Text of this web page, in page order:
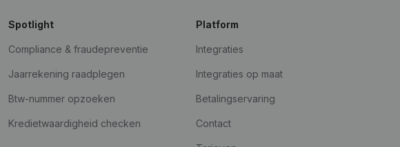
Spotlight
Compliance & fraudepreventie
Jaarrekening raadplegen
Btw-nummer opzoeken
Kredietwaardigheid checken
Platform
Integraties
Integraties op maat
Betalingservaring
Contact